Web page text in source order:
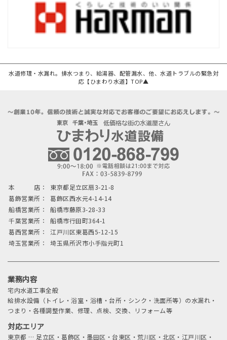
水道修理・水漏れ。排水つまり、給湯器、配管漏水、他、水道トラブルの緊急対
応【ひまわり水道】TOP▲
本 店：
東京都足立区扇3-21-8
葛飾営業所：
葛飾区西水元4-14-14
船橋営業所：
船橋市藤原3-28-33
千葉営業所：
船橋市行田町364-1
葛西営業所：
江戸川区東葛西5-12-15
埼玉営業所：
埼玉県所沢市小手指元町1
業務内容
宅内水道工事全般
給排水設備（トイレ・浴室・浴槽・台所・シンク・洗面所等）の水漏れ・
つまり・各種調整作業、修理、点検、交換、リフォーム等
対応エリア
東京都 … 足立区・葛飾区・墨田区・台東区・荒川区・北区・江戸川区・